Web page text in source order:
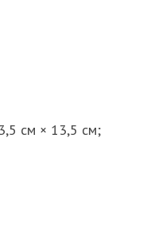
см × 13,5 см;